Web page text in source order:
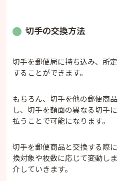
切手の交換方法
切手を郵便局に持ち込み、所
することができます。
もちろん、切手を他の郵便商
し、切手を額面の異なる切手
払うことで可能になります。
切手を郵便商品と交換する際
換対象や枚数に応じて変動し
介していきます。